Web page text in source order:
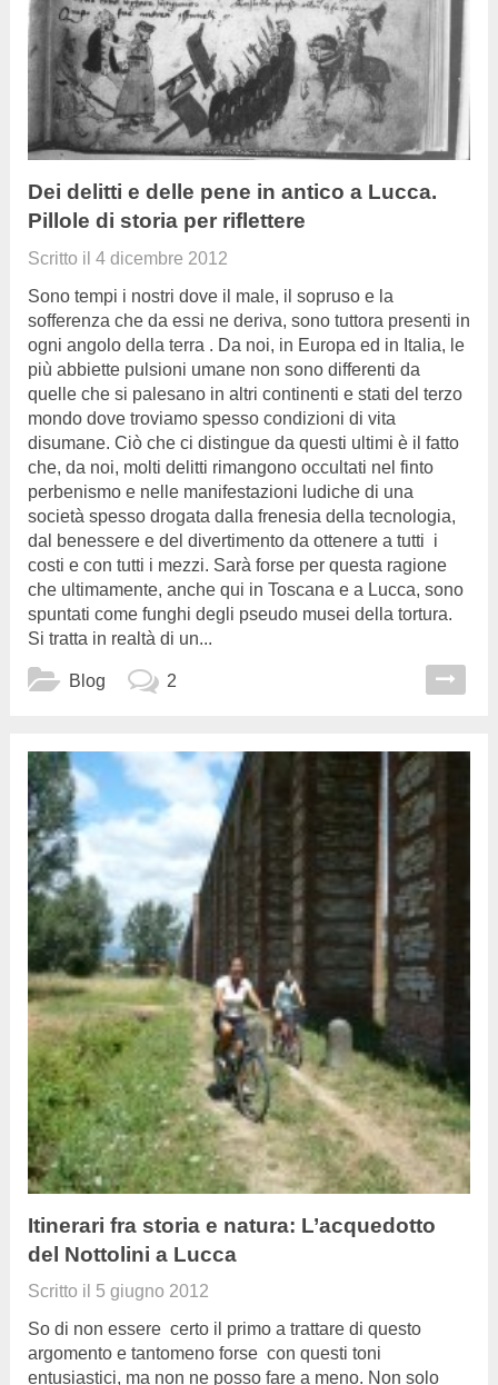
Dei delitti e delle pene in antico a Lucca.
Pillole di storia per riflettere
Scritto il 4 dicembre 2012
Sono tempi i nostri dove il male, il sopruso e la
sofferenza che da essi ne deriva, sono tuttora presenti in
ogni angolo della terra . Da noi, in Europa ed in Italia, le
più abbiette pulsioni umane non sono differenti da
quelle che si palesano in altri continenti e stati del terzo
mondo dove troviamo spesso condizioni di vita
disumane. Ciò che ci distingue da questi ultimi è il fatto
che, da noi, molti delitti rimangono occultati nel finto
perbenismo e nelle manifestazioni ludiche di una
società spesso drogata dalla frenesia della tecnologia,
dal benessere e del divertimento da ottenere a tutti i
costi e con tutti i mezzi. Sarà forse per questa ragione
che ultimamente, anche qui in Toscana e a Lucca, sono
spuntati come funghi degli pseudo musei della tortura.
Si tratta in realtà di un...
Blog 2
Itinerari fra storia e natura: L’acquedotto
del Nottolini a Lucca
Scritto il 5 giugno 2012
So di non essere certo il primo a trattare di questo
argomento e tantomeno forse con questi toni
entusiastici, ma non ne posso fare a meno. Non solo